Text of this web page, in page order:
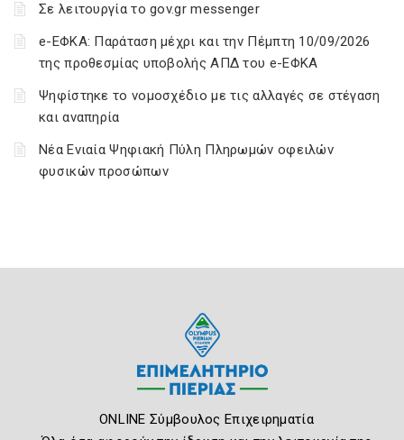
Σε λειτουργία το gov.gr messenger
e-ΕΦΚΑ: Παράταση μέχρι και την Πέμπτη 10/09/2026
της προθεσμίας υποβολής ΑΠΔ του e-ΕΦΚΑ
Ψηφίστηκε το νομοσχέδιο με τις αλλαγές σε στέγαση
και αναπηρία
Νέα Ενιαία Ψηφιακή Πύλη Πληρωμών οφειλών
φυσικών προσώπων
ONLINE Σύμβουλος Επιχειρηματία